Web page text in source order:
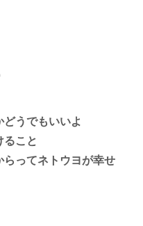
うでもいいよ
ること
らってネトウヨが幸せ